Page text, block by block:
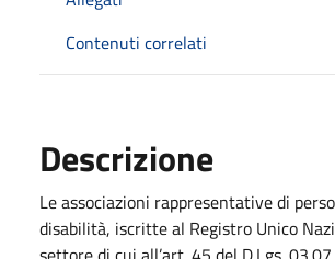
Contenuti correlati
Descrizione
Le associazioni rappresentative di
disabilità, iscritte al Registro Unico